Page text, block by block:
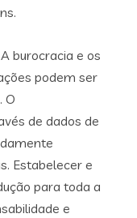
A burocracia e os
podem ser
O
de dados de
Estabelecer e
para toda a
e